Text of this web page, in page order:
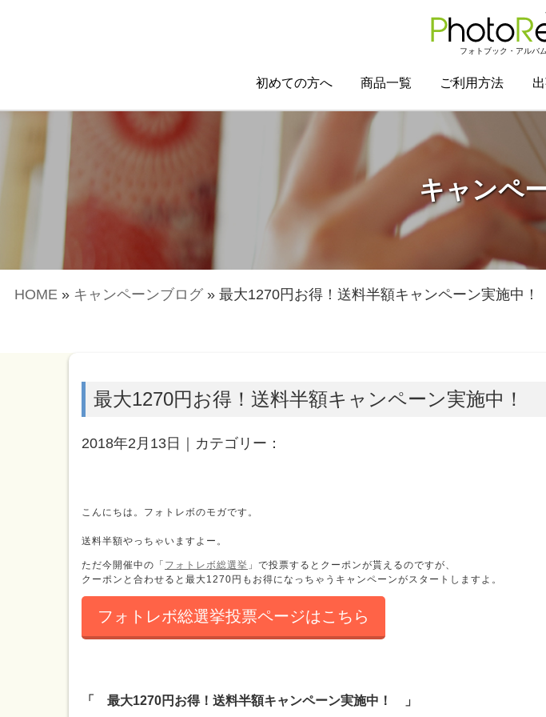
フォトブック・アルバ
初めての方へ 商品一覧 ご利用方法
キャンペ
HOME » キャンペーンブログ » 最大1270円お得！送料半額キャンペーン実施中！
最大1270円お得！送料半額キャンペーン実施中！
2018年2月13日｜カテゴリー：
こんにちは。フォトレボのモガです。
送料半額やっちゃいますよー。
ただ今開催中の「 フォトレボ総選挙 」で投票するとクーポンが貰えるのですが、
クーポンと合わせると最大1270円もお得になっちゃうキャンペーンがスタートしますよ。
フォトレボ総選挙投票ページはこちら
「 最大1270円お得！送料半額キャンペーン実施中！ 」